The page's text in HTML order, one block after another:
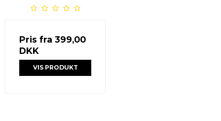
Pris fra 399,00
DKK
VIS PRODUKT